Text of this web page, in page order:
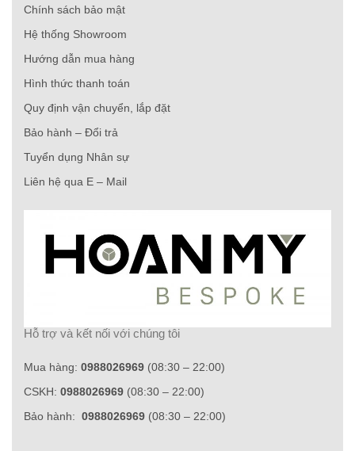
Chính sách bảo mật
Hệ thống Showroom
Hướng dẫn mua hàng
Hình thức thanh toán
Quy định vận chuyển, lắp đặt
Bảo hành – Đổi trả
Tuyển dụng Nhân sự
Liên hệ qua E – Mail
Hỗ trợ và kết nối với chúng tôi
Mua hàng: 0988026969 (08:30 – 22:00)
CSKH: 0988026969 (08:30 – 22:00)
Bảo hành: 0988026969 (08:30 – 22:00)